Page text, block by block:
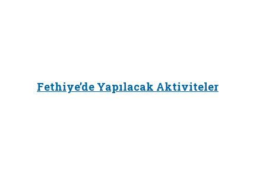
Fethiye’de Yapılacak Aktiviteler